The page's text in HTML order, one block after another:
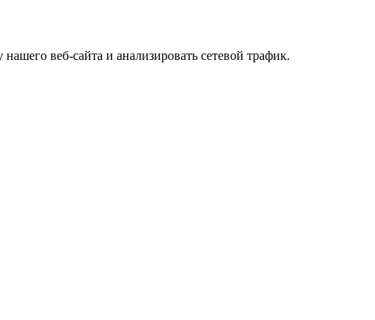
веб-сайта и анализировать сетевой трафик.